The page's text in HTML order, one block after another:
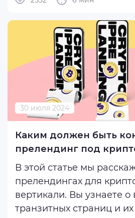
решить исход залива.
рассмотрим две модели
как заливать с каждой.
CPA (Cost ...
30 июля 2024
Каким должен быть
прелендинг под
В этой статье мы
прелендингах для
вертикали. Вы узнаете о
транзитных страниц и их